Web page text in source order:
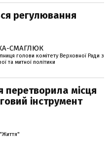
регулювання
СМАГЛЮК
голови комітету Верховної Ради з
та митної політики
перетворила місця
інструмент